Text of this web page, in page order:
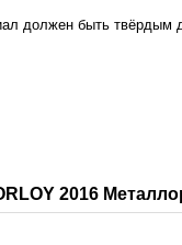
должен быть твёрдым
2016